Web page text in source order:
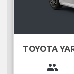
TOYOTA
group